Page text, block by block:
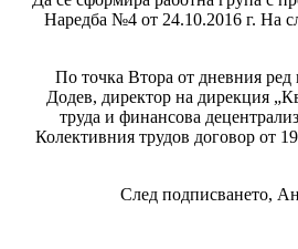
Наредба №4 от 24.10.2016 г. На
По точка Втора от дневния
Додев, директор на дирекция
труда и финансова
Колективния трудов договор от
След подписването,